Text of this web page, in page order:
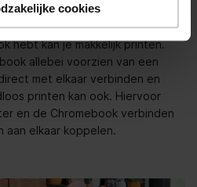
cookies
hebt kan je makkelijk printen.
allebei voorzien van een
met elkaar verbinden en
printen kan ook. Hiervoor
en de Chromebook verbinden
elkaar koppelen.